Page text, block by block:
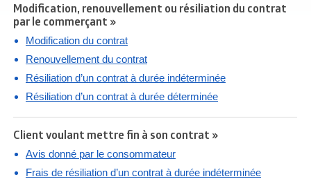
Modification, renouvellement ou résiliation du contrat
par le commerçant »
Modification du contrat
Renouvellement du contrat
Résiliation d’un contrat à durée indéterminée
Résiliation d’un contrat à durée déterminée
Client voulant mettre fin à son contrat »
Avis donné par le consommateur
Frais de résiliation d’un contrat à durée indéterminée